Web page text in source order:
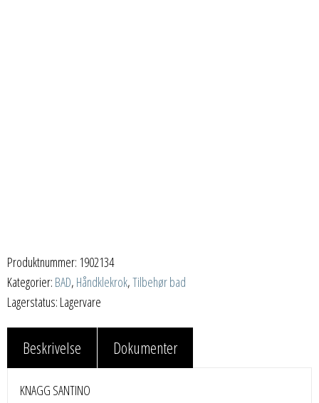
Produktnummer: 1902134
Kategorier: BAD, Håndklekrok,Tilbehør bad
Lagerstatus: Lagervare
Beskrivelse Dokumenter
KNAGG SANTINO